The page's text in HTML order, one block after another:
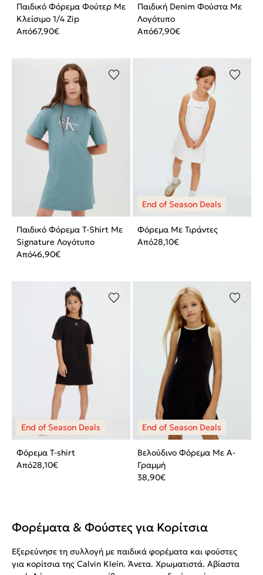
Παιδικό Φόρεμα Φούτερ Με
Κλείσιμο 1/4 Zip
Από67,90€
Παιδική Denim Φούστα Με
Λογότυπο
Από67,90€
Παιδικό Φόρεμα T-Shirt Με
Signature Λογότυπο
Από46,90€
Φόρεμα Με Τιράντες
Από28,10€
Φόρεμα T-shirt
Από28,10€
Βελούδινο Φόρεμα Με Α-
Γραμμή
38,90€
Φορέματα & Φούστες για Κορίτσια
Εξερεύνησε τη συλλογή με παιδικά φορέματα και φούστες
για κορίτσια της Calvin Klein. Άνετα. Χρωματιστά. Αβίαστα